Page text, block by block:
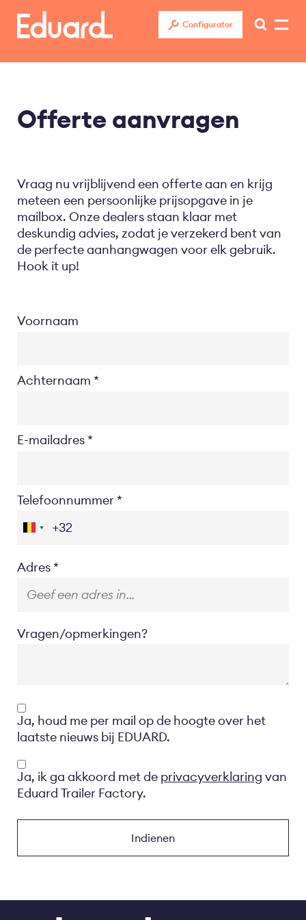
Overslaan
naar
Configurator
Offerte aanvragen
Vraag nu vrijblijvend een offerte aan en krijg
meteen een persoonlijke prijsopgave in je
mailbox. Onze dealers staan klaar met
deskundig advies, zodat je verzekerd bent van
de perfecte aanhangwagen voor elk gebruik.
Hook it up!
Voornaam
Achternaam
E-mailadres
Telefoonnummer
Location
Adres
Vragen/opmerkingen?
Opt-
in
Ja, houd me per mail op de hoogte over het
laatste nieuws bij EDUARD.
Privacyverklaring
Ja, ik ga akkoord met de privacyverklaring van
Eduard Trailer Factory.